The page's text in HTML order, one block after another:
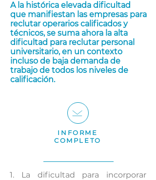
A la histórica elevada dificultad
que manifiestan las empresas para
reclutar operarios calificados y
técnicos, se suma ahora la alta
dificultad para reclutar personal
universitario, en un contexto
incluso de baja demanda de
trabajo de todos los niveles de
calificación.
INFORME
COMPLETO
1. La dificultad para incorporar